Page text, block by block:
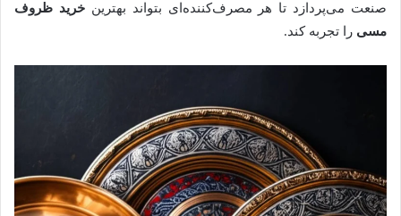
صنعت می‌پردازد تا هر مصرف‌کننده‌ای بتواند بهترین خرید ظروف
مسی را تجربه کند.